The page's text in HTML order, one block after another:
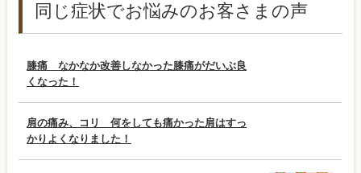
同じ症状でお悩みのお客さまの声
膝痛 なかなか改善しなかった膝痛がだいぶ良
くなった！
肩の痛み、コリ 何をしても痛かった肩はすっ
かりよくなりました！